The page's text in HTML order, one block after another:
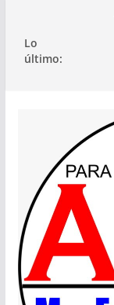
contenido
Lo
último: